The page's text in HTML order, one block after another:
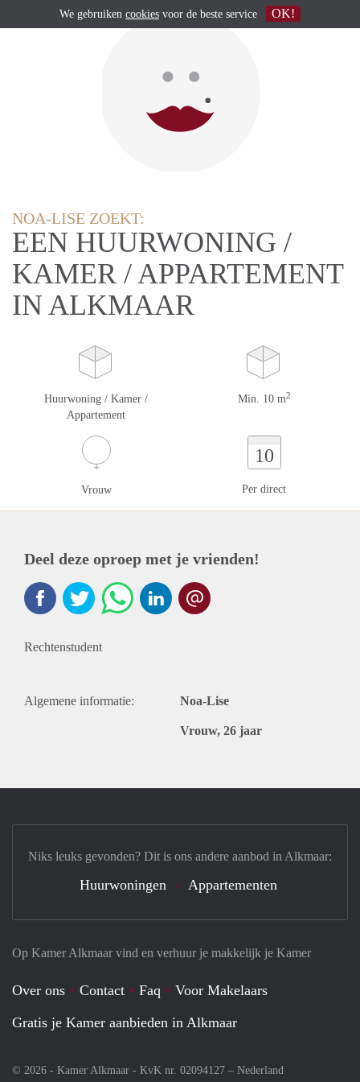
NOA-LISE ZOEKT:
EEN HUURWONING /
KAMER / APPARTEMENT
IN ALKMAAR
Huurwoning / Kamer /
Appartement
Min. 10 m2
Vrouw
10
Per direct
Deel deze oproep met je vrienden!
Rechtenstudent
Algemene informatie: Noa-Lise
Vrouw, 26 jaar
Op Kamer Alkmaar vind en verhuur je makkelijk je Kamer
Over ons Contact Faq
Voor Makelaars
Gratis je Kamer aanbieden in Alkmaar
© 2026 - Kamer Alkmaar - KvK nr. 02094127 – Nederland
Niks leuks gevonden? Dit is ons andere aanbod in Alkmaar:
Huurwoningen Appartementen
We gebruiken cookies voor de beste service OK!